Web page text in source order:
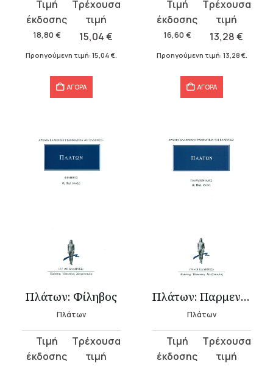
18,80 €
Original
price
was:
18,80 €.
15,04€
τρέχουσα
τιμή
Προηγούμενη τιμή: 15,04 €
ΑΓΟΡΑ
16,60 €
Original
price
was:
16,60 €.
13,28€
τρέχουσα
τιμή
Προηγούμενη τιμή: 13,28 €.
ΑΓΟΡΑ
Πλάτων: Φίληβος
Πλάτων
Original
price
τρέχουσα
Πλάτων: Παρμενίδης
Πλάτων
Original
price
τρέχουσα